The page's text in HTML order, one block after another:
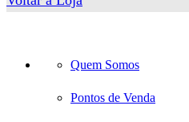
Quem Somos
Pontos de Venda